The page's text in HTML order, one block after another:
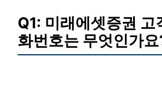
Q1: 미래에셋증권 고
화번호는 무엇인가